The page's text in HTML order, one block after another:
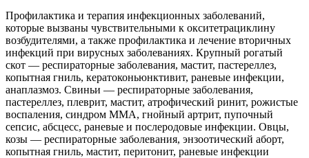
Профилактика и терапия инфекционных заболеваний,
которые вызваны чувствительными к окситетрациклину
возбудителями, а также профилактика и лечение вторичных
инфекций при вирусных заболеваниях. Крупный рогатый
скот — респираторные заболевания, мастит, пастереллез,
копытная гниль, кератоконьюнктивит, раневые инфекции,
анаплазмоз. Свиньи — респираторные заболевания,
пастереллез, плеврит, мастит, атрофический ринит, рожистые
воспаления, синдром ММА, гнойный артрит, пупочный
сепсис, абсцесс, раневые и послеродовые инфекции. Овцы,
козы — респираторные заболевания, энзоотический аборт,
копытная гниль, мастит, перитонит, раневые инфекции